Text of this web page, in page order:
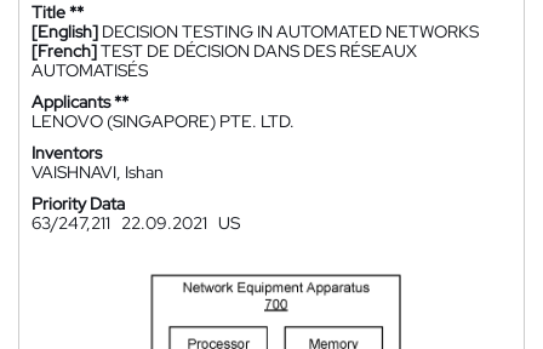
Title **
[English] DECISION TESTING IN AUTOMATED NETWORKS
[French]TEST DE DÉCISION DANS DES RÉSEAUX
AUTOMATISÉS
Applicants **
LENOVO (SINGAPORE) PTE. LTD.
Inventors
VAISHNAVI, Ishan
Priority Data
63/247,211
22.09.2021 US